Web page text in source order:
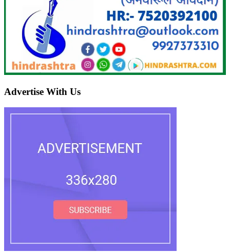
Advertise With Us